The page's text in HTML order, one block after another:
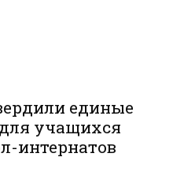
единые
учащихся
интернатов